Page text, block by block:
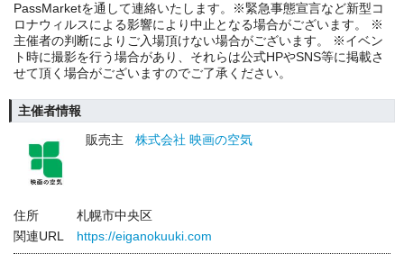
PassMarketを通して連絡いたします。※緊急事態宣言など新型コ
ロナウィルスによる影響により中止となる場合がございます。 ※
主催者の判断によりご入場頂けない場合がございます。 ※イベン
ト時に撮影を行う場合があり、それらは公式HPやSNS等に掲載さ
せて頂く場合がございますのでご了承ください。
主催者情報
販売主
株式会社 映画の空気
住所
札幌市中央区
関連URL
https://eiganokuuki.com